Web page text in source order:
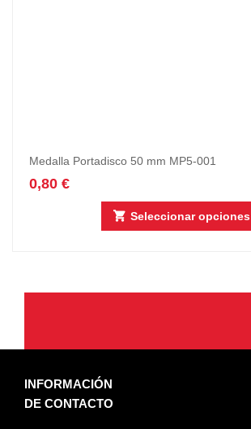
Medalla Portadisco 50 mm MP5-001
0,80 €
Seleccionar opciones
INFORMACIÓN
DE CONTACTO